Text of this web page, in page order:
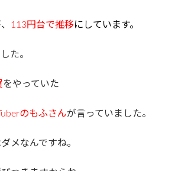
113円台で推移にしています。
た。
をやっていた
のもふさんが言っていました。
メなんですね。